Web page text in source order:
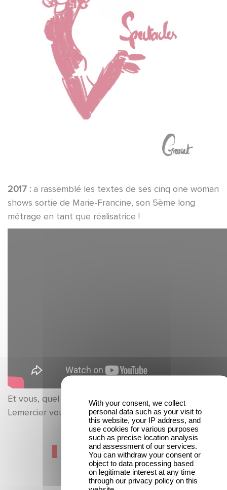
2017 : a rassemblé les textes de ses cinq one woman
shows sortie de Marie-Francine, son 5ème long
métrage en tant que réalisatrice !
Et vous, quel moment de la carrière de Valérie
Lemercier vous a le plus marqué ?
Dernières actualités
With your consent, we collect
personal data such as your visit to
this website, your IP address, and
use cookies for various purposes
such as precise location analysis
and assessment of our services.
You can withdraw your consent or
object to data processing based
on legitimate interest at any time
through our privacy policy on this